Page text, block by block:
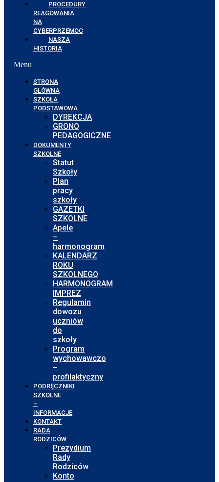
PROCEDURY
REAGOWANIA
NA
CYBERPRZEMOC
NASZA
HISTORIA
Menu
STRONA
GŁÓWNA
SZKOŁA
PODSTAWOWA
DYREKCJA
GRONO
PEDAGOGICZNE
DOKUMENTY
SZKOLNE
Statut
Szkoły
Plan
pracy
szkoły
GAZETKI
SZKOLNE
Apele
–
harmonogram
KALENDARZ
ROKU
SZKOLNEGO
HARMONOGRAM
IMPREZ
Regulamin
dowozu
uczniów
do
szkoły
Program
wychowawczo
–
profilaktyczny
PODRĘCZNIKI
SZKOLNE
–
INFORMACJE
KONTAKT
RADA
RODZICÓW
Prezydium
Rady
Rodziców
Konto